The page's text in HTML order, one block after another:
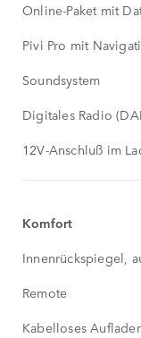
Online-Paket mit
Pivi Pro mit
Soundsystem
Digitales Radio
12V-Anschluß im
Komfort
Innenrückspiegel,
Remote
Kabelloses